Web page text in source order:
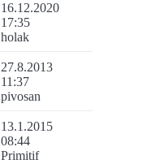
16.12.2020
17:35
holak
27.8.2013
11:37
pivosan
13.1.2015
08:44
Primitif